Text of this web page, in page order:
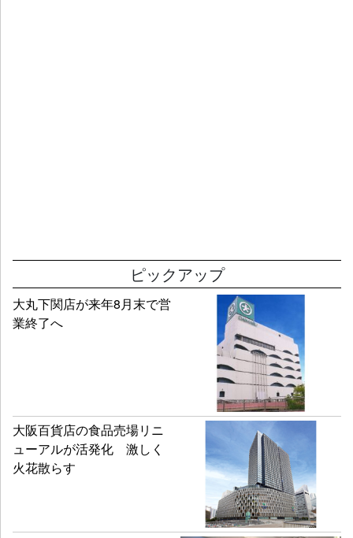
ピックアップ
大丸下関店が来年8月末で営
業終了へ
大阪百貨店の食品売場リニ
ューアルが活発化 激しく
火花散らす